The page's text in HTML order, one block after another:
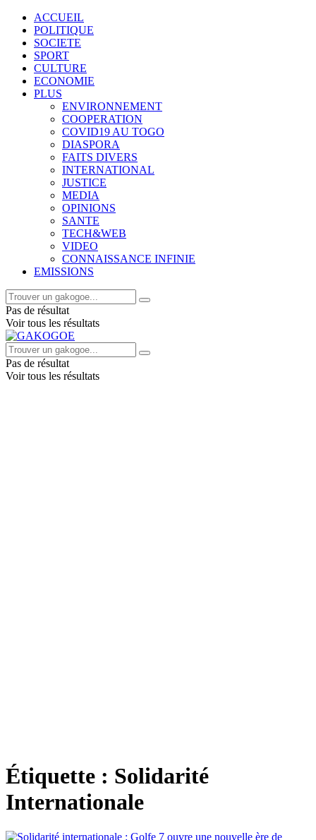
ACCUEIL
POLITIQUE
SOCIETE
SPORT
CULTURE
ECONOMIE
PLUS
ENVIRONNEMENT
COOPERATION
COVID19 AU TOGO
DIASPORA
FAITS DIVERS
INTERNATIONAL
JUSTICE
MEDIA
OPINIONS
SANTE
TECH&WEB
VIDEO
CONNAISSANCE INFINIE
EMISSIONS
Pas de résultat
Voir tous les résultats
Pas de résultat
Voir tous les résultats
Étiquette : Solidarité
Internationale